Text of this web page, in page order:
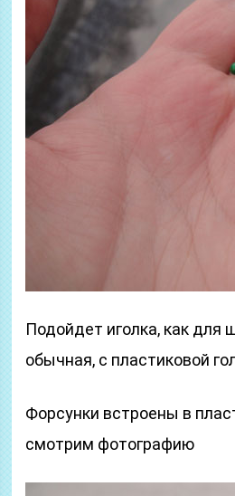
Подойдет иголка, как для
обычная, с пластиковой
Форсунки встроены в
смотрим фотографию